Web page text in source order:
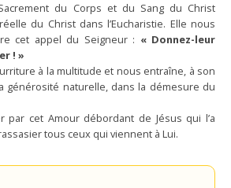
du Corps et du Sang du Christ
du Christ dans l’Eucharistie. Elle nous
cet appel du Seigneur : « Donnez-leur
! »
à la multitude et nous entraîne, à son
générosité naturelle, dans la démesure du
par cet Amour débordant de Jésus qui l’a
tous ceux qui viennent à Lui.